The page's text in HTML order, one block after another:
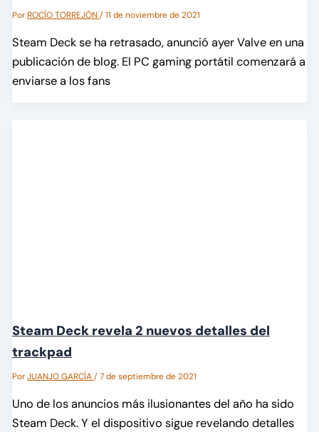
PorROCÍO TORREJÓN/11 de noviembre de 2021
Steam Deck se ha retrasado, anunció ayer Valve en una
publicación de blog. El PC gaming portátil comenzará a
enviarse a los fans
Steam Deck revela 2 nuevos detalles del
trackpad
PorJUANJO GARCÍA/7 de septiembre de 2021
Uno de los anuncios más ilusionantes del año ha sido
Steam Deck. Y el dispositivo sigue revelando detalles